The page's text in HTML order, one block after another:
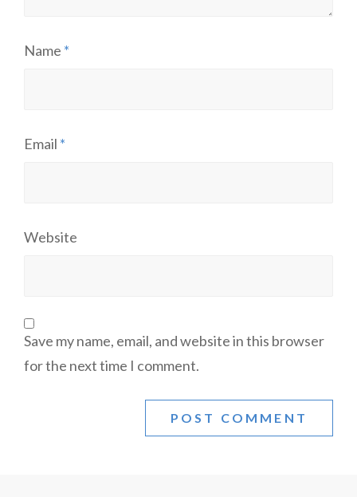
Name *
Email *
Website
Save my name, email, and website in this browser
for the next time I comment.